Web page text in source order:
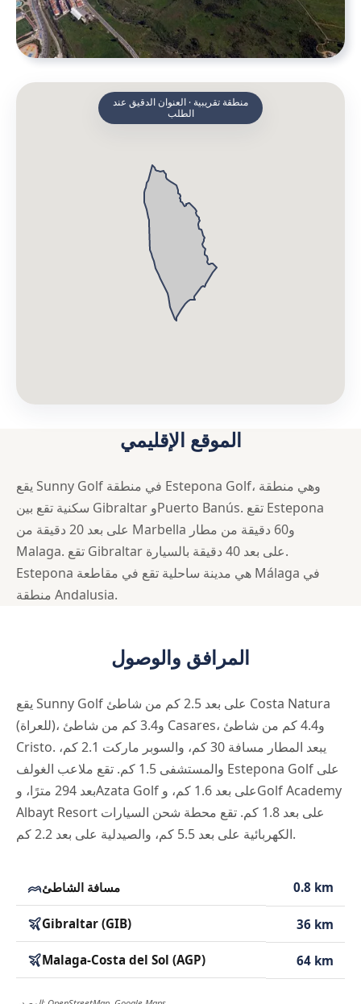
منطقة تقريبية · العنوان الدقيق عند
الطلب
الموقع الإقليمي
يقع Sunny Golf في منطقة Estepona Golf، وهي منطقة
سكنية تقع بين Gibraltar وPuerto Banús. تقع Estepona
على بعد 20 دقيقة من Marbella و60 دقيقة من مطار
Malaga. تقع Gibraltar على بعد 40 دقيقة بالسيارة.
Estepona هي مدينة ساحلية تقع في مقاطعة Málaga في
منطقة Andalusia.
المرافق والوصول
يقع Sunny Golf على بعد 2.5 كم من شاطئ Costa Natura
(للعراة)، و3.4 كم من شاطئ Casares، و4.4 كم من شاطئ
Cristo. يبعد المطار مسافة 30 كم، والسوبر ماركت 2.1 كم،
والمستشفى 1.5 كم. تقع ملاعب الغولف Estepona Golf على
بعد 294 مترًا، وAzata Golf على بعد 1.6 كم، وGolf Academy
Albayt Resort على بعد 1.8 كم. تقع محطة شحن السيارات
الكهربائية على بعد 5.5 كم، والصيدلية على بعد 2.2 كم.
مسافة الشاطئ 0.8 km
Gibraltar (GIB) 36 km
Malaga-Costa del Sol (AGP) 64 km